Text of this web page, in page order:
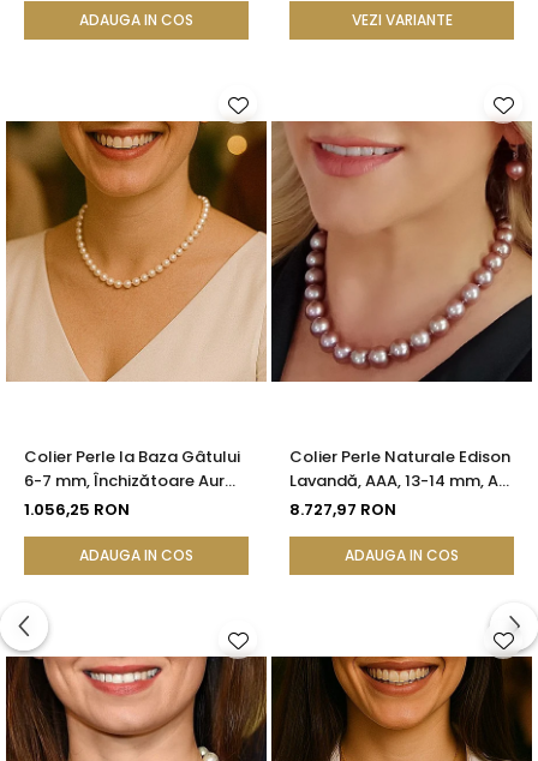
ADAUGA IN COS VEZI VARIANTE
Colier Perle la Baza Gâtului
6-7 mm, Închizătoare Aur
14K | KASKADDA®
1.056,25 RON
ADAUGA IN COS
Colier Perle Naturale Edison
Lavandă, AAA, 13-14 mm, Aur
Alb 14K | KASKADDA®
8.727,97 RON
ADAUGA IN COS